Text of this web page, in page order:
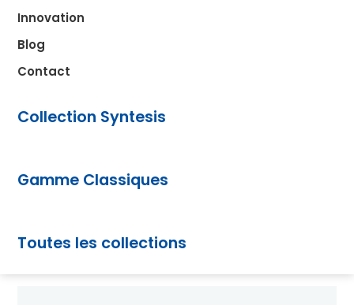
Innovation
Blog
Contact
Collection Syntesis
Gamme Classiques
Toutes les collections